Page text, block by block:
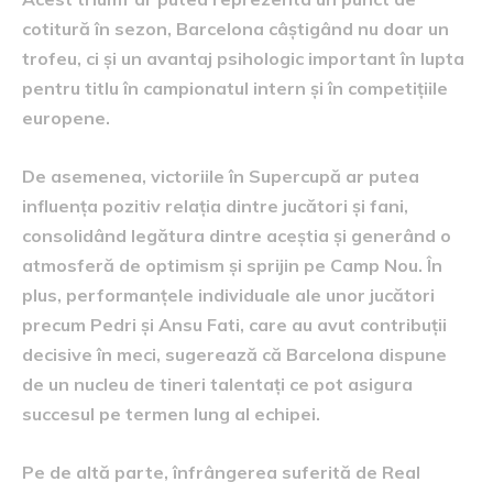
cotitură în sezon, Barcelona câștigând nu doar un
trofeu, ci și un avantaj psihologic important în lupta
pentru titlu în campionatul intern și în competițiile
europene.
De asemenea, victoriile în Supercupă ar putea
influența pozitiv relația dintre jucători și fani,
consolidând legătura dintre aceștia și generând o
atmosferă de optimism și sprijin pe Camp Nou. În
plus, performanțele individuale ale unor jucători
precum Pedri și Ansu Fati, care au avut contribuții
decisive în meci, sugerează că Barcelona dispune
de un nucleu de tineri talentați ce pot asigura
succesul pe termen lung al echipei.
Pe de altă parte, înfrângerea suferită de Real